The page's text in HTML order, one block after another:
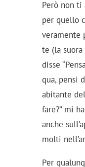
Però non ti
per quello
veramente
te (la
disse
qua, pensi
abitante
fare?” mi
anche
molti
Per